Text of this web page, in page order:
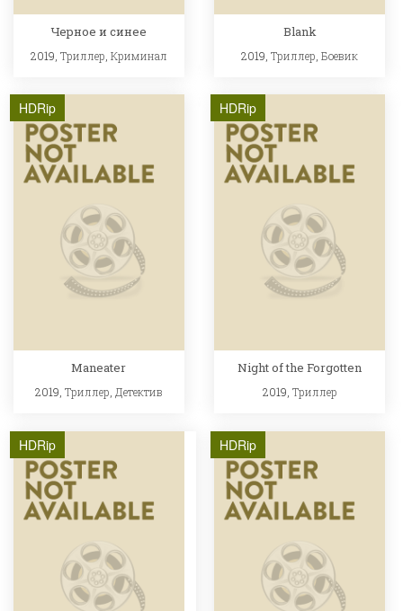
Черное и синее
2019, Триллер Криминал
Blank
2019,Триллер ,Боевик
HDRip
Maneater
2019, Триллер, Детектив
HDRip
Night of the Forgotten
2019, Триллер
HDRip HDRip